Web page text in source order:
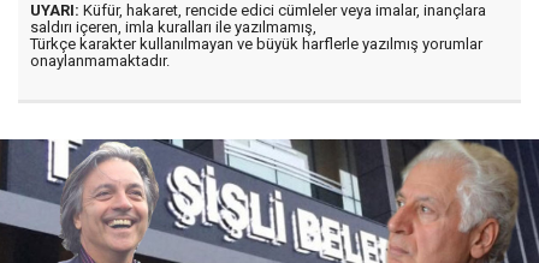
UYARI: Küfür, hakaret, rencide edici cümleler veya imalar, inançlara
saldırı içeren, imla kuralları ile yazılmamış,
Türkçe karakter kullanılmayan ve büyük harflerle yazılmış yorumlar
onaylanmamaktadır.